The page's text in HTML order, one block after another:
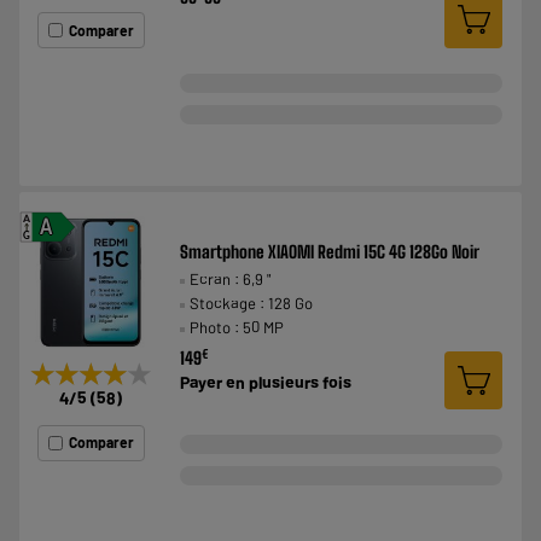
Comparer
A
A
G
★★★★★
★★★★★
4/5 (58)
Comparer
Smartphone XIAOMI Redmi 15C 4G 128Go Noir
Ecran : 6,9 "
Stockage : 128 Go
Photo : 50 MP
149€
Payer en plusieurs fois